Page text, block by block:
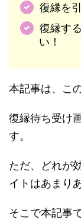
復縁を
復縁す
い！
本記事は、こ
復縁待ち受け
す。
ただ、どれが
イトはあまり
そこで本記事